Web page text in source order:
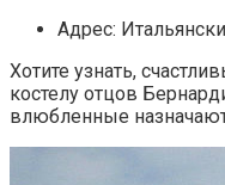
Адрес:
Хотите узнать,
костелу отцов
влюбленные